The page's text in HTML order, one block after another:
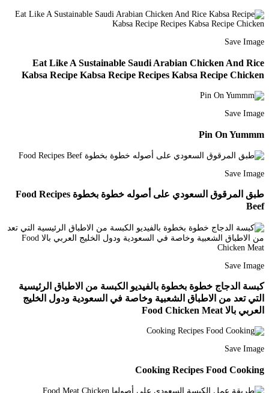
Save Image
Eat Like A Sustainable Saudi Arabian Chicken And Rice
Kabsa Recipe Kabsa Recipe Recipes Kabsa Recipe Chicken
Save Image
Pin On Yummm
Save Image
طبق المرقوق السعودي على أصوله خطوة بخطوة Food Recipes
Beef
Save Image
كبسة الدجاج خطوة بخطوة بالفيديو الكبسة من الاطباق الرئيسية
التي تعد من الاطباق الشعبية وخاصة في السعودية ودول الخليج
العربي بالا Food Chicken Meat
Save Image
Cooking Recipes Food Cooking